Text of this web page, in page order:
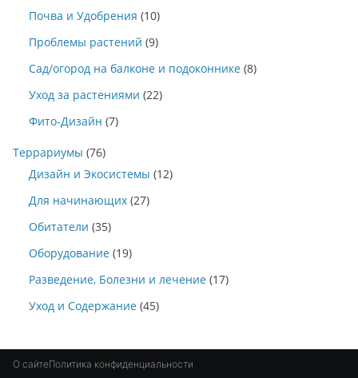
Почва и Удобрения (10)
Проблемы растений (9)
Сад/огород на балконе и подоконнике (8)
Уход за растениями (22)
Фито-Дизайн (7)
Террариумы (76)
Дизайн и Экосистемы (12)
Для начинающих (27)
Обитатели (35)
Оборудование (19)
Разведение, Болезни и лечение (17)
Уход и Содержание (45)
О сайтеПолитика конфиденциальности